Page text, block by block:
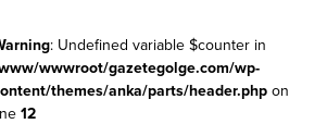
: Undefined variable $counter in
wwwroot/gazetegolge.com/wp-
themes/anka/parts/header.phpon
12